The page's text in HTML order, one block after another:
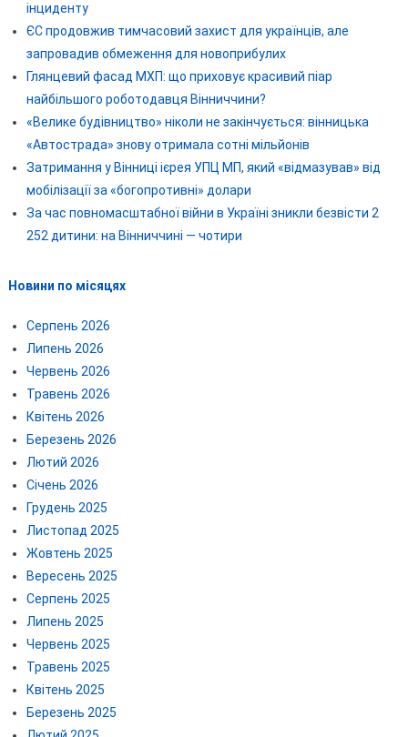
інциденту
ЄС продовжив тимчасовий захист для українців, але
запровадив обмеження для новоприбулих
Глянцевий фасад МХП: що приховує красивий піар
найбільшого роботодавця Вінниччини?
«Велике будівництво» ніколи не закінчується: вінницька
«Автострада» знову отримала сотні мільйонів
Затримання у Вінниці ієрея УПЦ МП, який «відмазував» від
мобілізації за «богопротивні» долари
За час повномасштабної війни в Україні зникли безвісти 2
252 дитини: на Вінниччині — чотири
Новини по місяцях
Серпень 2026
Липень 2026
Червень 2026
Травень 2026
Квітень 2026
Березень 2026
Лютий 2026
Січень 2026
Грудень 2025
Листопад 2025
Жовтень 2025
Вересень 2025
Серпень 2025
Липень 2025
Червень 2025
Травень 2025
Квітень 2025
Березень 2025